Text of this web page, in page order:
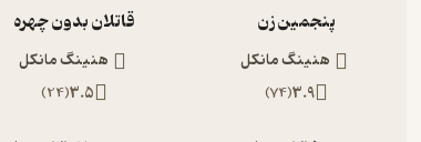
پنجمین زن
هنینگ مانکل
3.9
(
74
)
قاتلان بدون چهره
هنینگ مانکل
3.5
(
24
)